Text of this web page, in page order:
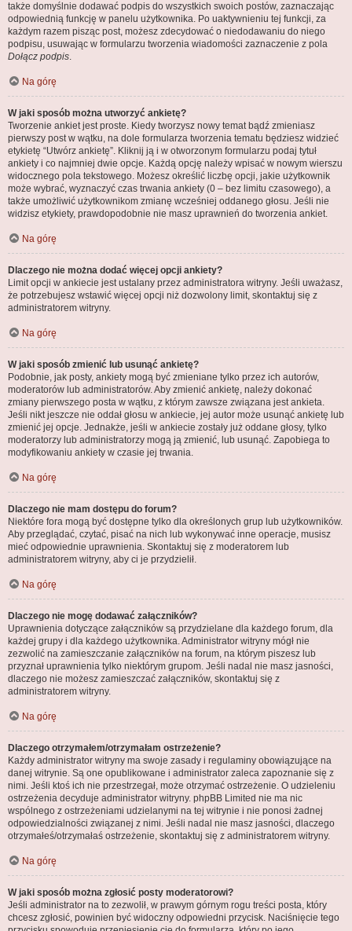
także domyślnie dodawać podpis do wszystkich swoich postów, zaznaczając
odpowiednią funkcję w panelu użytkownika. Po uaktywnieniu tej funkcji, za
każdym razem pisząc post, możesz zdecydować o niedodawaniu do niego
podpisu, usuwając w formularzu tworzenia wiadomości zaznaczenie z pola
Dołącz podpis.
Na górę
W jaki sposób można utworzyć ankietę?
Tworzenie ankiet jest proste. Kiedy tworzysz nowy temat bądź zmieniasz
pierwszy post w wątku, na dole formularza tworzenia tematu będziesz widzieć
etykietę “Utwórz ankietę”. Kliknij ją i w otworzonym formularzu podaj tytuł
ankiety i co najmniej dwie opcje. Każdą opcję należy wpisać w nowym wierszu
widocznego pola tekstowego. Możesz określić liczbę opcji, jakie użytkownik
może wybrać, wyznaczyć czas trwania ankiety (0 – bez limitu czasowego), a
także umożliwić użytkownikom zmianę wcześniej oddanego głosu. Jeśli nie
widzisz etykiety, prawdopodobnie nie masz uprawnień do tworzenia ankiet.
Na górę
Dlaczego nie można dodać więcej opcji ankiety?
Limit opcji w ankiecie jest ustalany przez administratora witryny. Jeśli uważasz,
że potrzebujesz wstawić więcej opcji niż dozwolony limit, skontaktuj się z
administratorem witryny.
Na górę
W jaki sposób zmienić lub usunąć ankietę?
Podobnie, jak posty, ankiety mogą być zmieniane tylko przez ich autorów,
moderatorów lub administratorów. Aby zmienić ankietę, należy dokonać
zmiany pierwszego posta w wątku, z którym zawsze związana jest ankieta.
Jeśli nikt jeszcze nie oddał głosu w ankiecie, jej autor może usunąć ankietę lub
zmienić jej opcje. Jednakże, jeśli w ankiecie zostały już oddane głosy, tylko
moderatorzy lub administratorzy mogą ją zmienić, lub usunąć. Zapobiega to
modyfikowaniu ankiety w czasie jej trwania.
Na górę
Dlaczego nie mam dostępu do forum?
Niektóre fora mogą być dostępne tylko dla określonych grup lub użytkowników.
Aby przeglądać, czytać, pisać na nich lub wykonywać inne operacje, musisz
mieć odpowiednie uprawnienia. Skontaktuj się z moderatorem lub
administratorem witryny, aby ci je przydzielił.
Na górę
Dlaczego nie mogę dodawać załączników?
Uprawnienia dotyczące załączników są przydzielane dla każdego forum, dla
każdej grupy i dla każdego użytkownika. Administrator witryny mógł nie
zezwolić na zamieszczanie załączników na forum, na którym piszesz lub
przyznał uprawnienia tylko niektórym grupom. Jeśli nadal nie masz jasności,
dlaczego nie możesz zamieszczać załączników, skontaktuj się z
administratorem witryny.
Na górę
Dlaczego otrzymałem/otrzymałam ostrzeżenie?
Każdy administrator witryny ma swoje zasady i regulaminy obowiązujące na
danej witrynie. Są one opublikowane i administrator zaleca zapoznanie się z
nimi. Jeśli ktoś ich nie przestrzegał, może otrzymać ostrzeżenie. O udzieleniu
ostrzeżenia decyduje administrator witryny. phpBB Limited nie ma nic
wspólnego z ostrzeżeniami udzielanymi na tej witrynie i nie ponosi żadnej
odpowiedzialności związanej z nimi. Jeśli nadal nie masz jasności, dlaczego
otrzymałeś/otrzymałaś ostrzeżenie, skontaktuj się z administratorem witryny.
Na górę
W jaki sposób można zgłosić posty moderatorowi?
Jeśli administrator na to zezwolił, w prawym górnym rogu treści posta, który
chcesz zgłosić, powinien być widoczny odpowiedni przycisk. Naciśnięcie tego